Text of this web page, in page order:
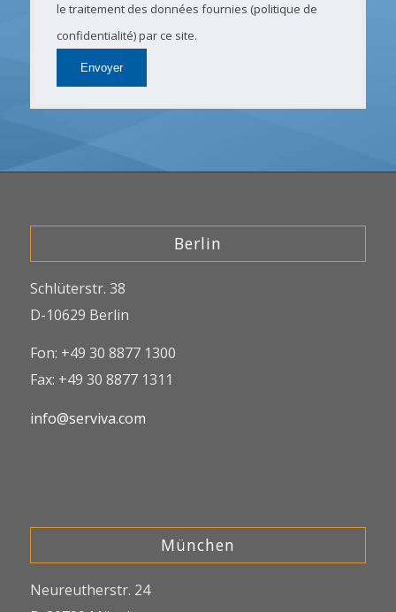
le traitement des données fournies (politique de
confidentialité) par ce site.
Berlin
Schlüterstr. 38
D-10629 Berlin
Fon: +49 30 8877 1300
Fax: +49 30 8877 1311
info@serviva.com
München
Neureutherstr. 24